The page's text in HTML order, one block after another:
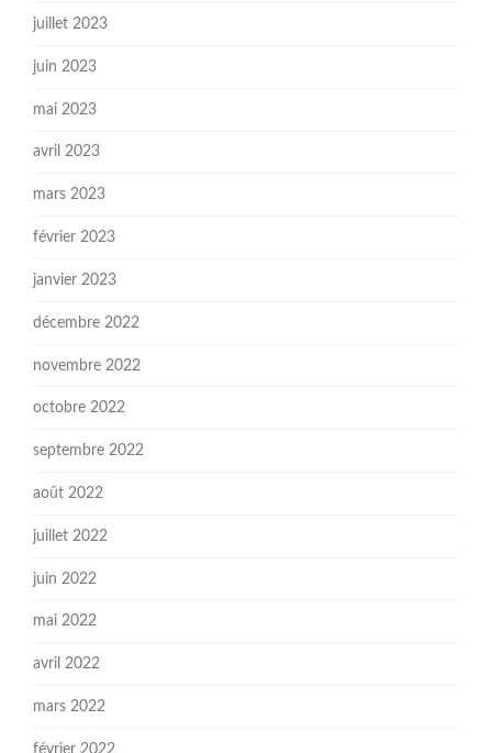
juillet 2023
juin 2023
mai 2023
avril 2023
mars 2023
février 2023
janvier 2023
décembre 2022
novembre 2022
octobre 2022
septembre 2022
août 2022
juillet 2022
juin 2022
mai 2022
avril 2022
mars 2022
février 2022